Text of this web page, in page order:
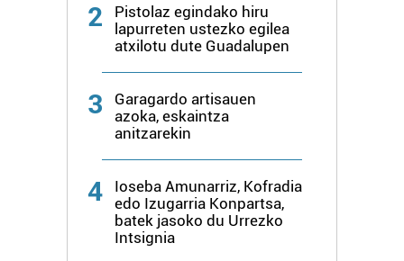
2
Pistolaz egindako hiru
lapurreten ustezko egilea
atxilotu dute Guadalupen
3
Garagardo artisauen
azoka, eskaintza
anitzarekin
4
Ioseba Amunarriz, Kofradia
edo Izugarria Konpartsa,
batek jasoko du Urrezko
Intsignia